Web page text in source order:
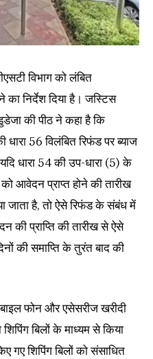
विभाग को लंबित
निर्देश दिया है। जस्टिस
की पीठ ने कहा है कि
56 विलंबित रिफंड पर ब्याज
धारा 54 की उप-धारा (5) के
आवेदन प्राप्त होने की तारीख
जाता है, तो ऐसे रिफंड के संबंध में
की प्राप्ति की तारीख से ऐसे
की समाप्ति के तुरंत बाद की
फोन और एसेसरीज खरीदी
बिलों के माध्यम से किया
गए शिपिंग बिलों को संसाधित